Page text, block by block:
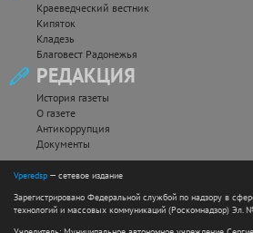
Краеведческий вестник
Кипяток
Кладезь
Благовест Радонежья
РЕДАКЦИЯ
История газеты
О газете
Антикоррупция
Документы
Vperedsp — сетевое издание
Зарегистрировано Федеральной службой по надзору в
технологий и массовых коммуникаций (Роскомнадзор) Эл.